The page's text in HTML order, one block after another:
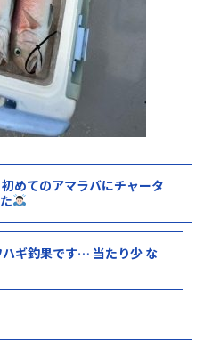
めてのアマラバにチャータ
ギ釣果です… 当たり少 な